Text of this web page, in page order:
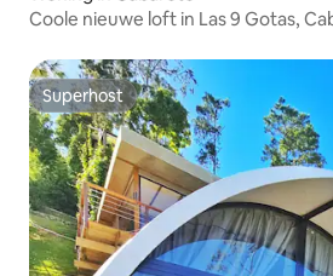
Coole nieuwe loft in Las 9 Gotas,
Superhost
Superhost